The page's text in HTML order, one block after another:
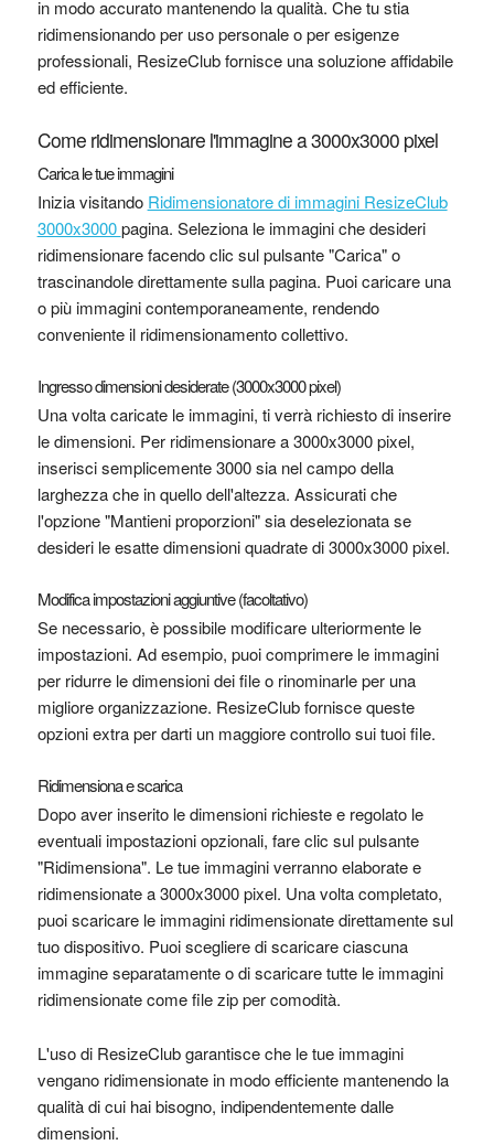
in modo accurato mantenendo la qualità. Che tu stia
ridimensionando per uso personale o per esigenze
professionali, ResizeClub fornisce una soluzione affidabile
ed efficiente.
Come ridimensionare l'immagine a 3000x3000 pixel
Carica le tue immagini
Inizia visitando Ridimensionatore di immagini ResizeClub
3000x3000pagina. Seleziona le immagini che desideri
ridimensionare facendo clic sul pulsante "Carica" ​​o
trascinandole direttamente sulla pagina. Puoi caricare una
o più immagini contemporaneamente, rendendo
conveniente il ridimensionamento collettivo.
Ingresso dimensioni desiderate (3000x3000 pixel)
Una volta caricate le immagini, ti verrà richiesto di inserire
le dimensioni. Per ridimensionare a 3000x3000 pixel,
inserisci semplicemente 3000 sia nel campo della
larghezza che in quello dell'altezza. Assicurati che
l'opzione "Mantieni proporzioni" sia deselezionata se
desideri le esatte dimensioni quadrate di 3000x3000 pixel.
Modifica impostazioni aggiuntive (facoltativo)
Se necessario, è possibile modificare ulteriormente le
impostazioni. Ad esempio, puoi comprimere le immagini
per ridurre le dimensioni dei file o rinominarle per una
migliore organizzazione. ResizeClub fornisce queste
opzioni extra per darti un maggiore controllo sui tuoi file.
Ridimensiona e scarica
Dopo aver inserito le dimensioni richieste e regolato le
eventuali impostazioni opzionali, fare clic sul pulsante
"Ridimensiona". Le tue immagini verranno elaborate e
ridimensionate a 3000x3000 pixel. Una volta completato,
puoi scaricare le immagini ridimensionate direttamente sul
tuo dispositivo. Puoi scegliere di scaricare ciascuna
immagine separatamente o di scaricare tutte le immagini
ridimensionate come file zip per comodità.
L'uso di ResizeClub garantisce che le tue immagini
vengano ridimensionate in modo efficiente mantenendo la
qualità di cui hai bisogno, indipendentemente dalle
dimensioni.